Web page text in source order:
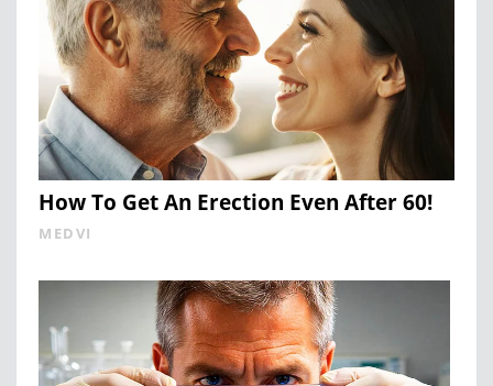
How To Get An Erection Even After 60!
MEDVI